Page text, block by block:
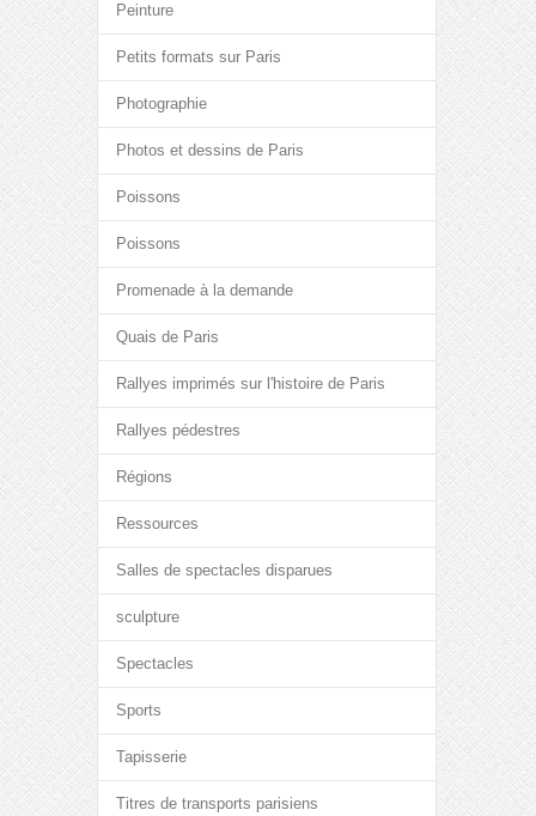
Peinture
Petits formats sur Paris
Photographie
Photos et dessins de Paris
Poissons
Poissons
Promenade à la demande
Quais de Paris
Rallyes imprimés sur l'histoire de Paris
Rallyes pédestres
Régions
Ressources
Salles de spectacles disparues
sculpture
Spectacles
Sports
Tapisserie
Titres de transports parisiens